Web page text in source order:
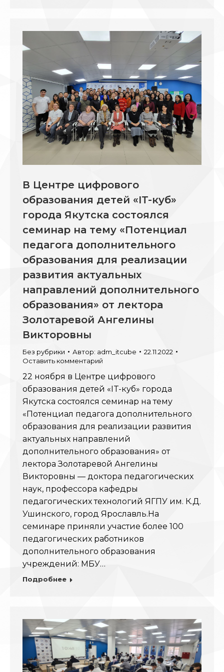
В Центре цифрового
образования детей «IT-куб»
города Якутска состоялся
семинар на тему «Потенциал
педагога дополнительного
образования для реализации
развития актуальных
направлений дополнительного
образования» от лектора
Золотаревой Ангелины
Викторовны
Без рубрики Автор: adm_itcube
22.11.2022
Оставить комментарий
22 ноября в Центре цифрового
образования детей «IT-куб» города
Якутска состоялся семинар на тему
«Потенциал педагога дополнительного
образования для реализации развития
актуальных направлений
дополнительного образования» от
лектора Золотаревой Ангелины
Викторовны — доктора педагогических
наук, профессора кафедры
педагогических технологий ЯГПУ им. К.Д.
Ушинского, город Ярославль.На
семинаре приняли участие более 100
педагогических работников
дополнительного образования
учреждений: МБУ…
Подробнее